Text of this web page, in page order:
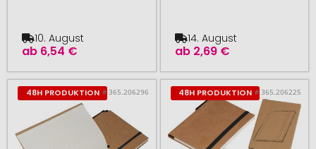
ab 6,54 €
10. August
ab 2,69 €
14. August
48H PRODUKTION # 365.206296 48H PRODUKTION # 365.206225